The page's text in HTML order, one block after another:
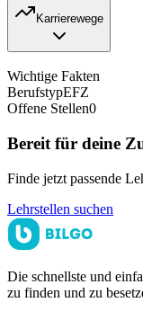
Karrierewege
Wichtige Fakten
BerufstypEFZ
Offene Stellen0
Bereit für deine
Finde jetzt passende
Lehrstellen suchen
Die schnellste und
zu finden und zu